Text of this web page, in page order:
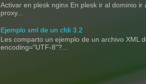
Activar en plesk nginx En plesk ir al dominio
proxy...
Ejemplo xml de un cfdi 3.2
Les comparto un ejemplo de un archivo XML
encoding="UTF-8"?...